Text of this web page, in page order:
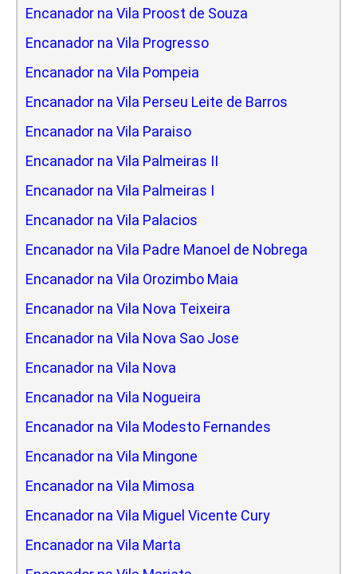
Encanador na Vila Proost de Souza
Encanador na Vila Progresso
Encanador na Vila Pompeia
Encanador na Vila Perseu Leite de Barros
Encanador na Vila Paraiso
Encanador na Vila Palmeiras II
Encanador na Vila Palmeiras I
Encanador na Vila Palacios
Encanador na Vila Padre Manoel de Nobrega
Encanador na Vila Orozimbo Maia
Encanador na Vila Nova Teixeira
Encanador na Vila Nova Sao Jose
Encanador na Vila Nova
Encanador na Vila Nogueira
Encanador na Vila Modesto Fernandes
Encanador na Vila Mingone
Encanador na Vila Mimosa
Encanador na Vila Miguel Vicente Cury
Encanador na Vila Marta